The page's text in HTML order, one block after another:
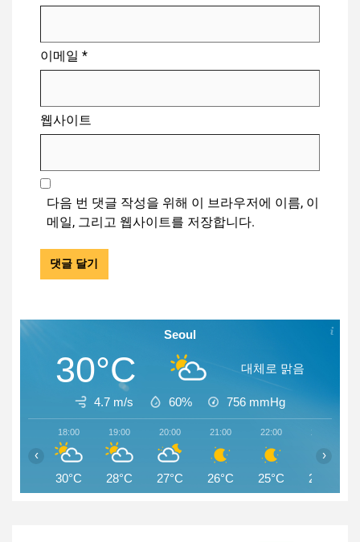
이메일 *
웹사이트
다음 번 댓글 작성을 위해 이 브라우저에 이름, 이
메일, 그리고 웹사이트를 저장합니다.
Seoul
30°C 대체로 맑음
4.7 m/s 60% 756 mmHg
18:00
30°C
19:00
28°C
20:00
27°C
21:00
26°C
22:00
25°C
23:00
25°C
‹ ›